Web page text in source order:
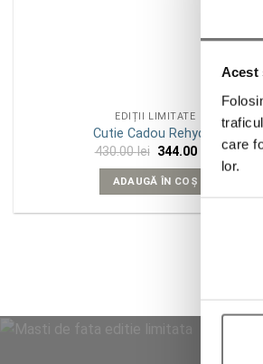
Acest
care
lor.
EDIȚII LIMITATE
Cutie Cadou Rehydra
430.00lei Prețul
a
fost:
430.00 lei.
344.00
Prețul
curent
este:
ADAUGĂ ÎN COȘ